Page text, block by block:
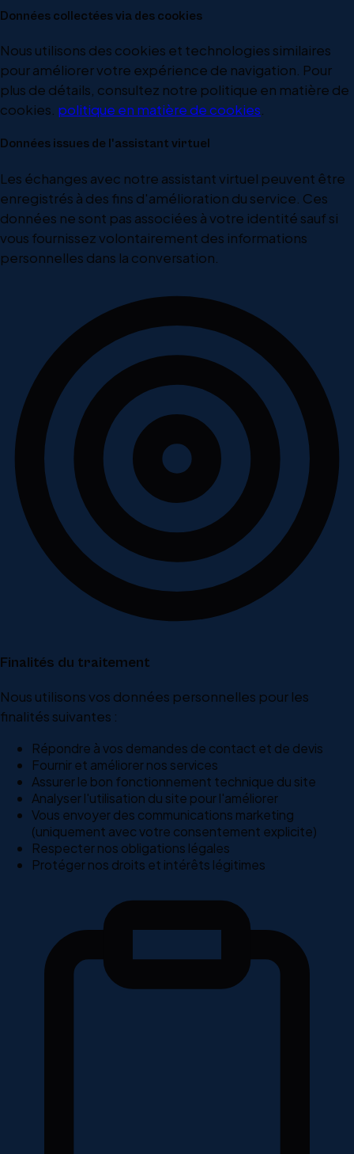
Données collectées via des cookies
Nous utilisons des cookies et technologies similaires
pour améliorer votre expérience de navigation. Pour
plus de détails, consultez notre politique en matière de
cookies. politique en matière de cookies
Données issues de l'assistant virtuel
Les échanges avec notre assistant virtuel peuvent être
enregistrés à des fins d'amélioration du service. Ces
données ne sont pas associées à votre identité sauf si
vous fournissez volontairement des informations
personnelles dans la conversation.
Finalités du traitement
Nous utilisons vos données personnelles pour les
finalités suivantes :
Répondre à vos demandes de contact et de devis
Fournir et améliorer nos services
Assurer le bon fonctionnement technique du site
Analyser l'utilisation du site pour l'améliorer
Vous envoyer des communications marketing
(uniquement avec votre consentement explicite)
Respecter nos obligations légales
Protéger nos droits et intérêts légitimes